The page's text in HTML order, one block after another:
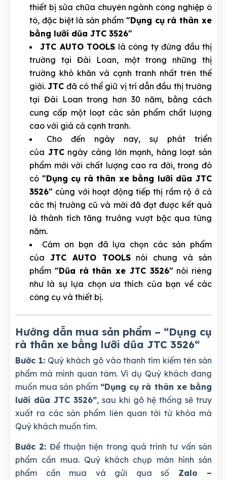
thiết bị sửa chữa chuyên ngành công nghiệp ô
tô, đặc biệt là sản phẩm "Dụng cụ rà thân xe
bằng lưỡi dũa JTC 3526"
JTC AUTO TOOLS là công ty đứng đầu thị
trường tại Đài Loan, một trong những thị
trường khó khăn và cạnh tranh nhất trên thế
giới.JTC đã có thể giữ vị trí dẫn đầu thị trường
tại Đài Loan trong hơn 30 năm, bằng cách
cung cấp một loạt các sản phẩm chất lượng
cao với giá cả cạnh tranh.
Cho đến ngày nay, sự phát triển
của JTCngày càng lớn mạnh, hàng loạt sản
phẩm mới với chất lượng cao ra đời, trong đó
có "Dụng cụ rà thân xe bằng lưỡi dũa JTC
3526" cùng với hoạt động tiếp thị rầm rộ ở cả
các thị trường cũ và mới đã đạt được kết quả
là thành tích tăng trưởng vượt bậc qua từng
năm.
Cảm ơn bạn đã lựa chọn các sản phẩm
của JTC AUTO TOOLSnói chung và sản
phẩm "Dũa rà thân xe JTC 3526"nói riêng
như là sự lựa chọn ưa thích của bạn về các
công cụ và thiết bị.
Hướng dẫn mua sản phẩm – “Dụng cụ
rà thân xe bằng lưỡi dũa JTC 3526“
Bước 1:Quý khách gõ vào thanh tìm kiếm tên sản
phẩm mà mình quan tâm. Ví dụ Quý khách đang
muốn mua sản phẩm “Dụng cụ rà thân xe bằng
lưỡi dũa JTC 3526”, sau khi gõ hệ thống sẽ truy
xuất ra các sản phẩm liên quan tới từ khóa mà
Quý khách muốn tìm.
Bước 2: Để thuận tiện trong quá trình tư vấn sản
phẩm cần mua. Quý khách chụp màn hình sản
phẩm cần mua và gửi qua số Zalo –